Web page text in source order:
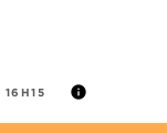
16H15 info